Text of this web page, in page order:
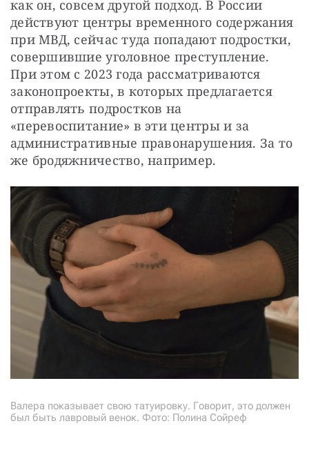
как он, совсем другой подход. В России
действуют центры временного содержания
при МВД, сейчас туда попадают подростки,
совершившие уголовное преступление.
При этом с 2023 года рассматриваются
законопроекты, в которых предлагается
отправлять подростков на
«перевоспитание» в эти центры и за
административные правонарушения. За то
же бродяжничество, например.
Валера показывает свою татуировку. Говорит, это должен
был быть лавровый венок. Фото: Полина Сойреф